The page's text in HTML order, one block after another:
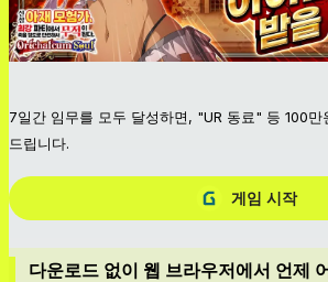
7일간 임무를 모두 달성하면, "UR 동료" 등 100만
드립니다.
게임 시작
다운로드 없이 웹 브라우저에서 언제